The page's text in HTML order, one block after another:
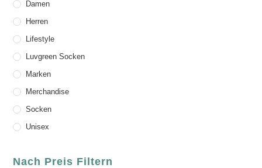
Damen
Herren
Lifestyle
Luvgreen Socken
Marken
Merchandise
Socken
Unisex
Nach Preis Filtern